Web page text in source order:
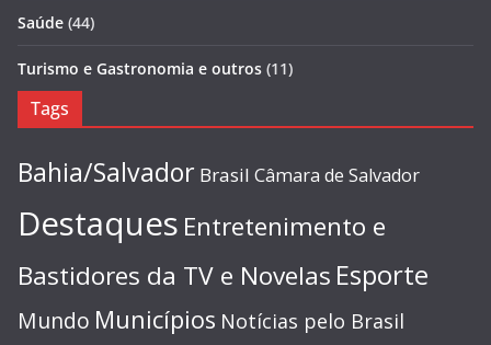
Saúde (44)
Turismo e Gastronomia e outros (11)
Tags
Bahia/Salvador Brasil Câmara de Salvador
Destaques Entretenimento e
Bastidores da TV e Novelas Esporte
Mundo Municípios Notícias pelo Brasil